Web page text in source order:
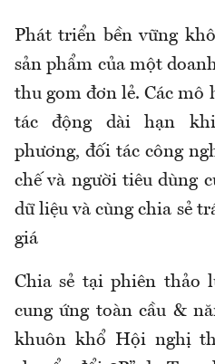
Phát triển bền vững
sản phẩm của một
thu gom đơn lẻ. Các mô
tác động dài hạn
phương, đối tác công
chế và người tiêu dùng
dữ liệu và cùng chia sẻ
giá
Chia sẻ tại phiên thảo
cung ứng toàn cầu &
khuôn khổ Hội nghị